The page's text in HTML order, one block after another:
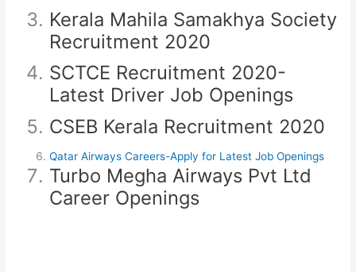
Kerala Mahila Samakhya Society
Recruitment 2020
SCTCE Recruitment 2020-
Latest Driver Job Openings
CSEB Kerala Recruitment 2020
Qatar Airways Careers-Apply for Latest Job Openings
Turbo Megha Airways Pvt Ltd
Career Openings